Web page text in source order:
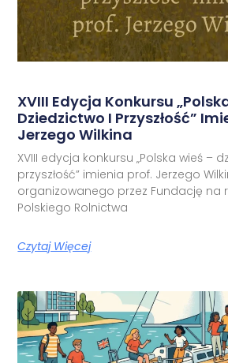
XVIII Edycja Konkursu
Dziedzictwo I Przyszłość”
Jerzego Wilkina
XVIII edycja konkursu „Polska wieś –
przyszłość” imienia prof. Jerzego
organizowanego przez Fundację na
Polskiego Rolnictwa
Czytaj Więcej